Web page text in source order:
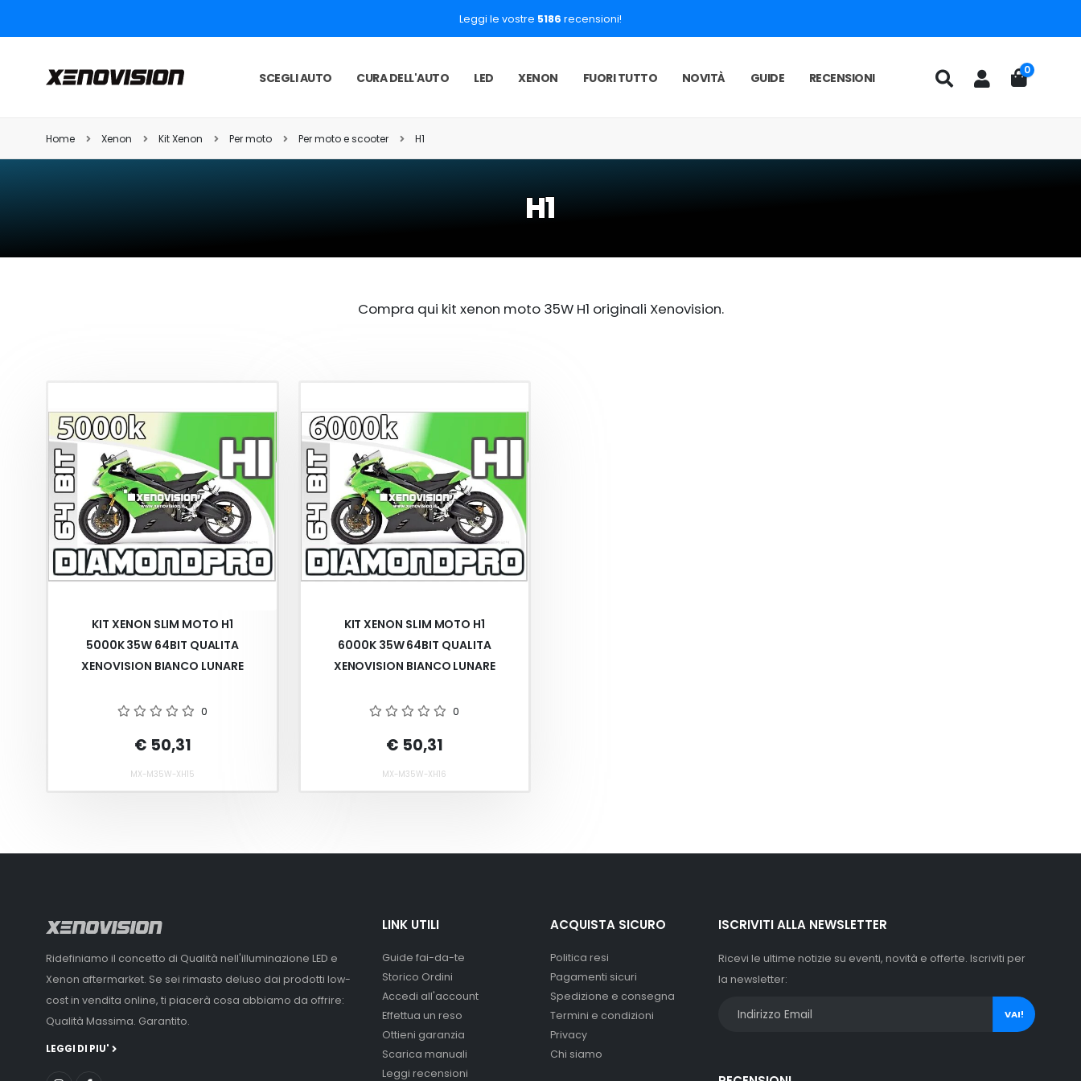
Leggi le vostre 5186 recensioni!
SCEGLI AUTO CURA DELL'AUTO LED XENON FUORI TUTTO NOVITÀ GUIDE RECENSIONI
0
Home Xenon Kit Xenon Per moto Per moto e scooter H1
H1
Compra qui kit xenon moto 35W H1 originali Xenovision.
KIT XENON SLIM MOTO H1
5000K 35W 64BIT QUALITA
XENOVISION BIANCO LUNARE
0
€ 50,31
MX-M35W-XH15
KIT XENON SLIM MOTO H1
6000K 35W 64BIT QUALITA
XENOVISION BIANCO LUNARE
0
€ 50,31
MX-M35W-XH16
Ridefiniamo il concetto di Qualità nell'illuminazione LED e
Xenon aftermarket. Se sei rimasto deluso dai prodotti low-
cost in vendita online, ti piacerà cosa abbiamo da offrire:
Qualità Massima. Garantito.
LEGGI DI PIU'
LINK UTILI
Guide fai-da-te
Storico Ordini
Accedi all'account
Effettua un reso
Ottieni garanzia
Scarica manuali
Leggi recensioni
ACQUISTA SICURO
Politica resi
Pagamenti sicuri
Spedizione e consegna
Termini e condizioni
Privacy
Chi siamo
ISCRIVITI ALLA NEWSLETTER
Ricevi le ultime notizie su eventi, novità e offerte. Iscriviti per
la newsletter:
VAI!